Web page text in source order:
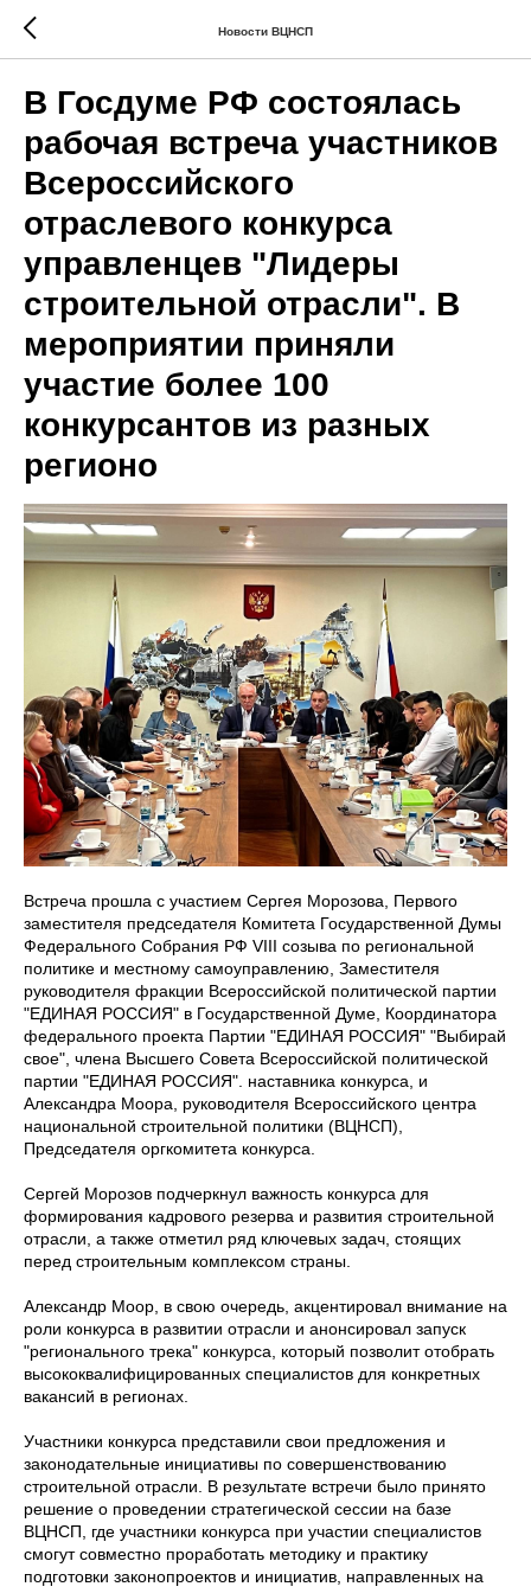
Новости ВЦНСП
В Госдуме РФ состоялась
рабочая встреча участников
Всероссийского
отраслевого конкурса
управленцев "Лидеры
строительной отрасли". В
мероприятии приняли
участие более 100
конкурсантов из разных
регионо
Встреча прошла с участием Сергея Морозова, Первого
заместителя председателя Комитета Государственной Думы
Федерального Собрания РФ VIII созыва по региональной
политике и местному самоуправлению, Заместителя
руководителя фракции Всероссийской политической партии
"ЕДИНАЯ РОССИЯ" в Государственной Думе, Координатора
федерального проекта Партии "ЕДИНАЯ РОССИЯ" "Выбирай
свое", члена Высшего Совета Всероссийской политической
партии "ЕДИНАЯ РОССИЯ". наставника конкурса, и
Александра Моора, руководителя Всероссийского центра
национальной строительной политики (ВЦНСП),
Председателя оргкомитета конкурса.
Сергей Морозов подчеркнул важность конкурса для
формирования кадрового резерва и развития строительной
отрасли, а также отметил ряд ключевых задач, стоящих
перед строительным комплексом страны.
Александр Моор, в свою очередь, акцентировал внимание на
роли конкурса в развитии отрасли и анонсировал запуск
"регионального трека" конкурса, который позволит отобрать
высококвалифицированных специалистов для конкретных
вакансий в регионах.
Участники конкурса представили свои предложения и
законодательные инициативы по совершенствованию
строительной отрасли. В результате встречи было принято
решение о проведении стратегической сессии на базе
ВЦНСП, где участники конкурса при участии специалистов
смогут совместно проработать методику и практику
подготовки законопроектов и инициатив, направленных на